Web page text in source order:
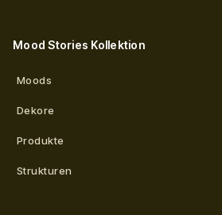
Mood Stories Kollektion
Moods
Dekore
Produkte
Strukturen